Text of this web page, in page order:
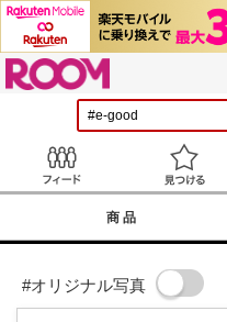
商品
#オリジナル写真